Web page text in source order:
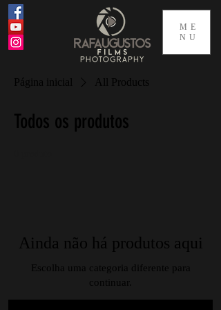
ME
NU
Página inicial All Products
Todos os produtos
Ainda não há produtos aqui
Escolha uma categoria diferente para
continuar.